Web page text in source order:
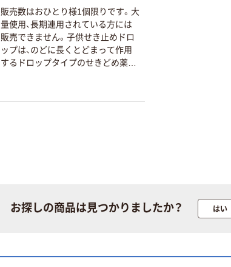
販売数はおひとり様1個限りです。大
量使用、長期連用されている方には
販売できません。子供せき止めドロ
ップは、のどに長くとどまって作用
するドロップタイプのせきどめ薬で
お探しの商品は見つかりましたか？ はい
オリジナル
ローブ ホワイ
￥698~
本気プライス
ティッシュペー
アスクル オリジ
￥428~